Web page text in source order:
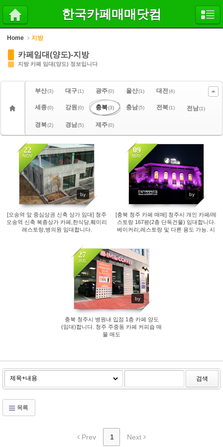
한국카페매매닷컴
Home 지방
카페임대(양도)-지방
지방 카페 임대(양도) 정보입니다
부산(3) 대구(1) 광주(0) 울산(1) 대전(4)
세종(0) 강원 (0) 충북(3) 충남(5) 전북(1) 전남(1)
경북(2) 경남(5) 제주(0)
22
NOV
by
3626
[오송역 앞 중심상권 신축 상가 임대] 청주
오송역 신축 복층상가 카페,한식당,훼미리
레스토랑,병의원 임대합니다.
09
MAY
by
[충북 청주 카페 매매] 청주시 개인 카페/레
스토랑 167평(2층 단독건물) 임대합니다.
베이커리,레스토랑 및 다른 용도 가능. 시
27
JUL
by
78
충북 청주시 병원내 입점 1층 카페 양도
(임대)합니다. 청주 주중동 카페 커피숍 매
물 매도
검색
목록
Prev 1 Next